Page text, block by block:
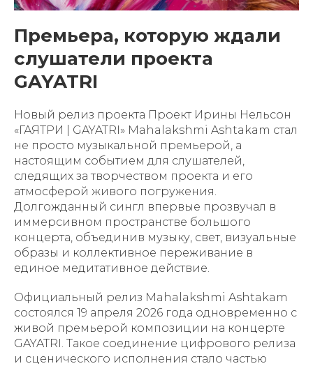
Премьера, которую ждали
слушатели проекта
GAYATRI
Новый релиз проекта Проект Ирины Нельсон
«ГАЯТРИ | GAYATRI» Mahalakshmi Ashtakam стал
не просто музыкальной премьерой, а
настоящим событием для слушателей,
следящих за творчеством проекта и его
атмосферой живого погружения.
Долгожданный сингл впервые прозвучал в
иммерсивном пространстве большого
концерта, объединив музыку, свет, визуальные
образы и коллективное переживание в
единое медитативное действие.
Официальный релиз Mahalakshmi Ashtakam
состоялся 19 апреля 2026 года одновременно с
живой премьерой композиции на концерте
GAYATRI. Такое соединение цифрового релиза
и сценического исполнения стало частью